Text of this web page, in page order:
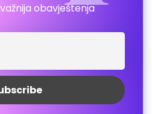
obavještenja